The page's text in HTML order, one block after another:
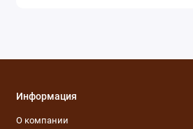
Информация
О компании